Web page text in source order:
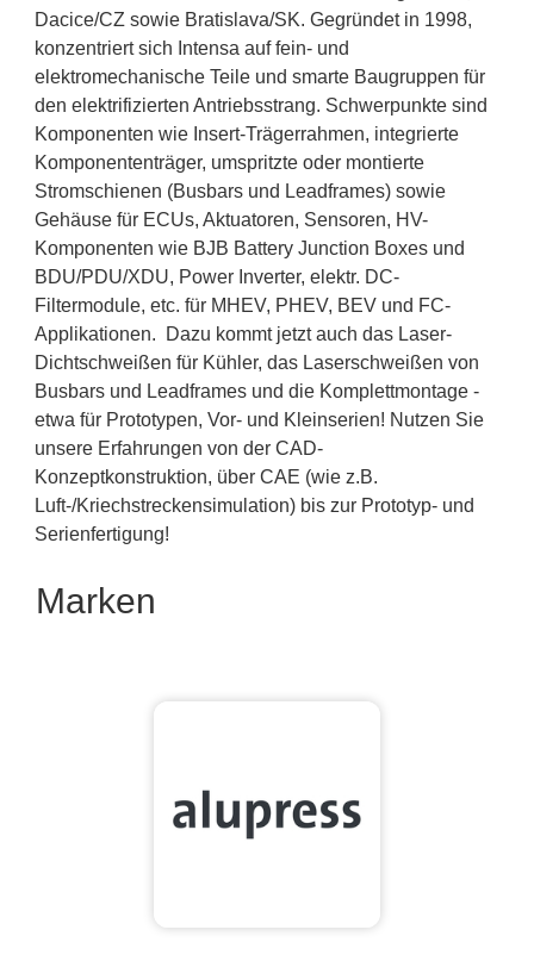
Dacice/CZ sowie Bratislava/SK. Gegründet in 1998,
konzentriert sich Intensa auf fein- und
elektromechanische Teile und smarte Baugruppen für
den elektrifizierten Antriebsstrang. Schwerpunkte sind
Komponenten wie Insert-Trägerrahmen, integrierte
Komponententräger, umspritzte oder montierte
Stromschienen (Busbars und Leadframes) sowie
Gehäuse für ECUs, Aktuatoren, Sensoren, HV-
Komponenten wie BJB Battery Junction Boxes und
BDU/PDU/XDU, Power Inverter, elektr. DC-
Filtermodule, etc. für MHEV, PHEV, BEV und FC-
Applikationen. Dazu kommt jetzt auch das Laser-
Dichtschweißen für Kühler, das Laserschweißen von
Busbars und Leadframes und die Komplettmontage -
etwa für Prototypen, Vor- und Kleinserien! Nutzen Sie
unsere Erfahrungen von der CAD-
Konzeptkonstruktion, über CAE (wie z.B.
Luft-/Kriechstreckensimulation) bis zur Prototyp- und
Serienfertigung!
Marken